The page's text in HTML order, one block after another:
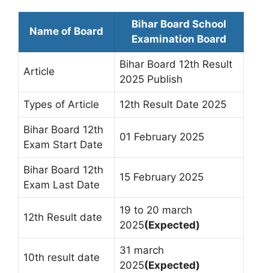
Name of Board
Bihar Board School
Examination Board
Article
Bihar Board 12th Result
2025 Publish
Types of Article 12th Result Date 2025
Bihar Board 12th
Exam Start Date
01 February 2025
Bihar Board 12th
Exam Last Date
15 February 2025
12th Result date
19 to 20 march
2025(Expected)
10th result date
31 march
2025(Expected)